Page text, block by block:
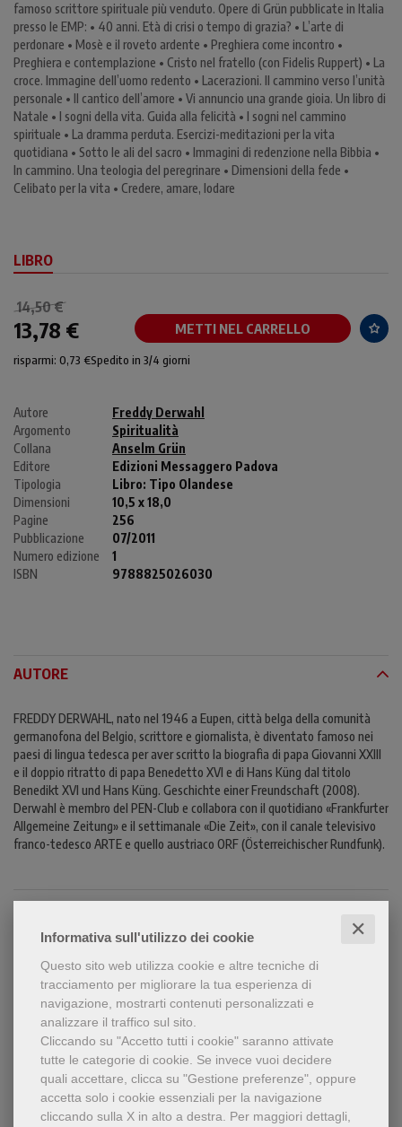
Informativa sull'utilizzo dei cookie ✕
Questo sito web utilizza cookie e altre tecniche di
tracciamento per migliorare la tua esperienza di
navigazione, mostrarti contenuti personalizzati e
analizzare il traffico sul sito.
Cliccando su "Accetto tutti i cookie" saranno attivate
tutte le categorie di cookie. Se invece vuoi decidere
quali accettare, clicca su "Gestione preferenze", oppure
accetta solo i cookie essenziali per la navigazione
cliccando sulla X in alto a destra. Per maggiori dettagli,
famoso scrittore spirituale più venduto. Opere di Grün pubblicate in Italia
presso le EMP: • 40 anni. Età di crisi o tempo di grazia? • L’arte di
perdonare • Mosè e il roveto ardente • Preghiera come incontro •
Preghiera e contemplazione • Cristo nel fratello (con Fidelis Ruppert) • La
croce. Immagine dell’uomo redento • Lacerazioni. Il cammino verso l’unità
personale • Il cantico dell’amore • Vi annuncio una grande gioia. Un libro di
Natale • I sogni della vita. Guida alla felicità • I sogni nel cammino
spirituale • La dramma perduta. Esercizi-meditazioni per la vita
quotidiana • Sotto le ali del sacro • Immagini di redenzione nella Bibbia •
In cammino. Una teologia del peregrinare • Dimensioni della fede •
Celibato per la vita • Credere, amare, lodare
LIBRO
14,50 €
13,78 € METTI NEL CARRELLO
risparmi: 0,73 €Spedito in 3/4 giorni
Autore
Freddy Derwahl
Argomento
Spiritualità
Collana
Anselm Grün
Editore
Edizioni Messaggero Padova
Tipologia
Libro: Tipo Olandese
Dimensioni
10,5 x 18,0
Pagine
256
Pubblicazione
07/2011
Numero edizione
1
ISBN
9788825026030
AUTORE
FREDDY DERWAHL, nato nel 1946 a Eupen, città belga della comunità
germanofona del Belgio, scrittore e giornalista, è diventato famoso nei
paesi di lingua tedesca per aver scritto la biografia di papa Giovanni XXIII
e il doppio ritratto di papa Benedetto XVI e di Hans Küng dal titolo
Benedikt XVI und Hans Küng. Geschichte einer Freundschaft (2008).
Derwahl è membro del PEN-Club e collabora con il quotidiano «Frankfurter
Allgemeine Zeitung» e il settimanale «Die Zeit», con il canale televisivo
franco-tedesco ARTE e quello austriaco ORF (Österreichischer Rundfunk).
Condividi